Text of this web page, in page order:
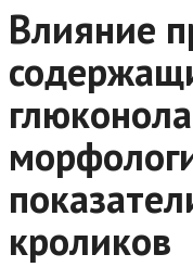
Влияние
кроликов